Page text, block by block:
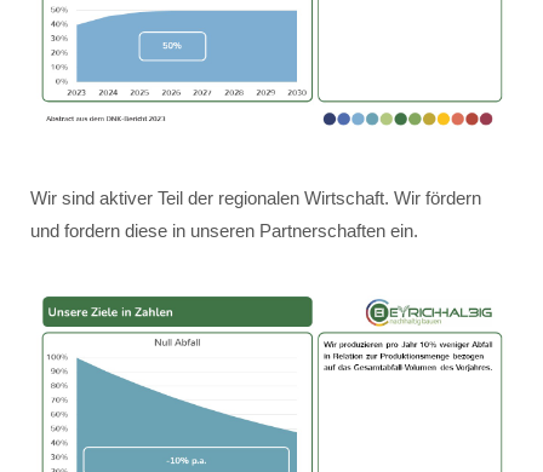
Wir sind aktiver Teil der regionalen Wirtschaft. Wir fördern
und fordern diese in unseren Partnerschaften ein.